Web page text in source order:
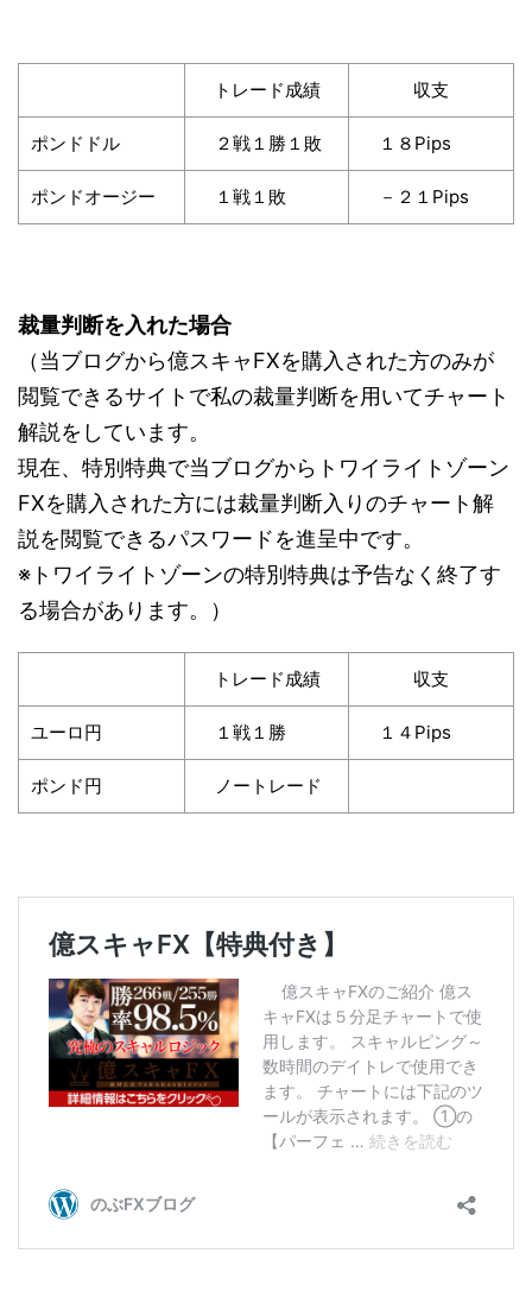
トレード成績 収支
ポンドドル ２戦１勝１敗 １８Pips
ポンドオージー １戦１敗 －２１Pips
裁量判断を入れた場合
（当ブログから億スキャFXを購入された方のみが
閲覧できるサイトで私の裁量判断を用いてチャート
解説をしています。
現在、特別特典で当ブログからトワイライトゾーン
FXを購入された方には裁量判断入りのチャート解
説を閲覧できるパスワードを進呈中です。
※トワイライトゾーンの特別特典は予告なく終了す
る場合があります。）
トレード成績 収支
ユーロ円 １戦１勝 １４Pips
ポンド円 ノートレード